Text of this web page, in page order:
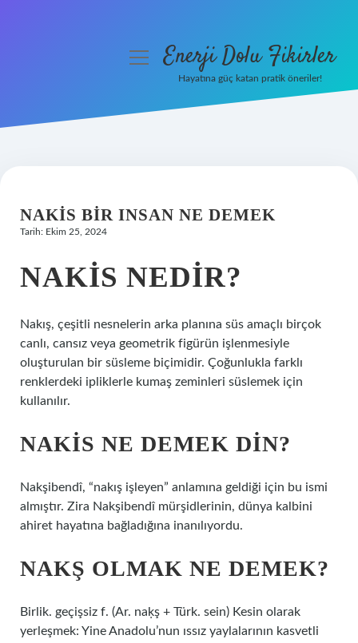
Hakkımızda
menüyüEnerji Dolu Fikirler
Hayatına güç katan pratik öneriler!
NAKIS BIR INSAN NE DEMEK
Tarih: Ekim 25, 2024
NAKIS NEDIR?
Nakış, çeşitli nesnelerin arka planına süs amaçlı birçok
canlı, cansız veya geometrik figürün işlenmesiyle
oluşturulan bir süsleme biçimidir. Çoğunlukla farklı
renklerdeki ipliklerle kumaş zeminleri süslemek için
kullanılır.
NAKIS NE DEMEK DIN?
Nakşibendî, “nakış işleyen” anlamına geldiği için bu ismi
almıştır. Zira Nakşibendî mürşidlerinin, dünya kalbini
ahiret hayatına bağladığına inanılıyordu.
NAKŞ OLMAK NE DEMEK?
Birlik. geçişsiz f. (Ar. naḳş + Türk. sein) Kesin olarak
yerleşmek: Yine Anadolu’nun ıssız yaylalarının kasvetli